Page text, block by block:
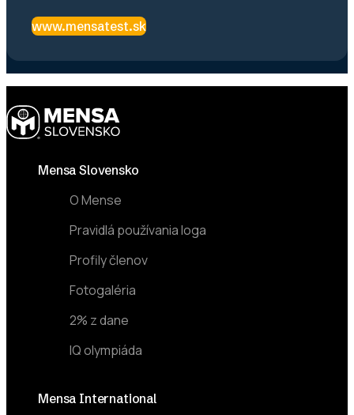
www.mensatest.sk
FooterMensa Slovensko
O Mense
Pravidlá používania loga
Profily členov
Fotogaléria
2% z dane
IQ olympiáda
Mensa International